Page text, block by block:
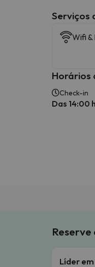
Serviços
Wifi
Horários
Check-in
Das 14:00
Líder